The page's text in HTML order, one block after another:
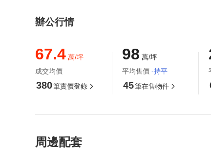
租金：
工商登記聯絡處【免費】
會議室【免費】
各分館皆為捷運出口正上方，緊鄰電梯手
辦公行情
67.4 萬/坪
成交均價
380筆實價登錄
98 萬/坪
平均售價 -持平
45筆在售物件
周邊配套